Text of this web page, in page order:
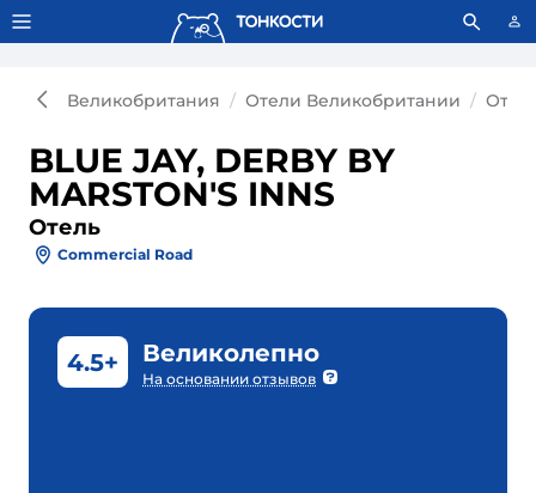
Тонкости используют сookie-файлы. Что это значит?
Великобритания Отели Великобритании
BLUE JAY, DERBY BY
MARSTON'S INNS
Отель
Commercial Road
4.5+ Великолепно
На основании отзывов